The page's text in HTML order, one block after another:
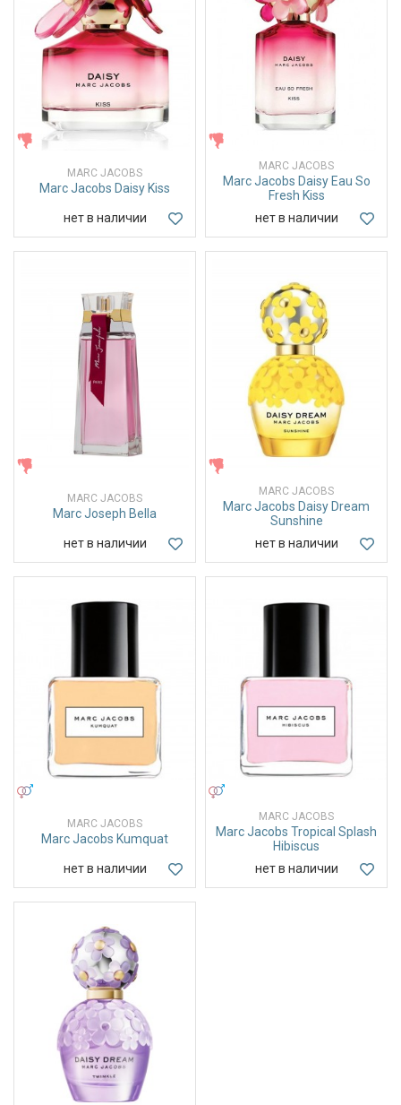
ЖЕНСКИЕ
MARC JACOBS
Marc Jacobs Daisy Kiss
нет в наличии
MARC JACOBS
Marc Jacobs Daisy Eau So
Fresh Kiss
нет в наличии
MARC JACOBS
Marc Joseph Bella
нет в наличии
MARC JACOBS
Marc Jacobs Daisy Dream
Sunshine
нет в наличии
MARC JACOBS
Marc Jacobs Kumquat
нет в наличии
MARC JACOBS
Marc Jacobs Tropical Splash
Hibiscus
нет в наличии